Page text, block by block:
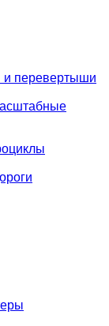
перевертыши